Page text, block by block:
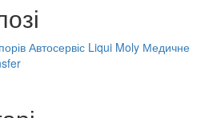
Автосервіс Liqui Moly Медичне